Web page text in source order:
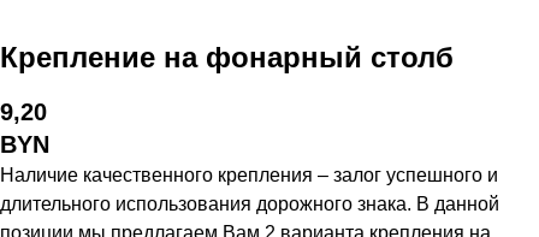
Крепление на фонарный столб
9,20
BYN
Наличие качественного крепления – залог успешного и
длительного использования дорожного знака. В данной